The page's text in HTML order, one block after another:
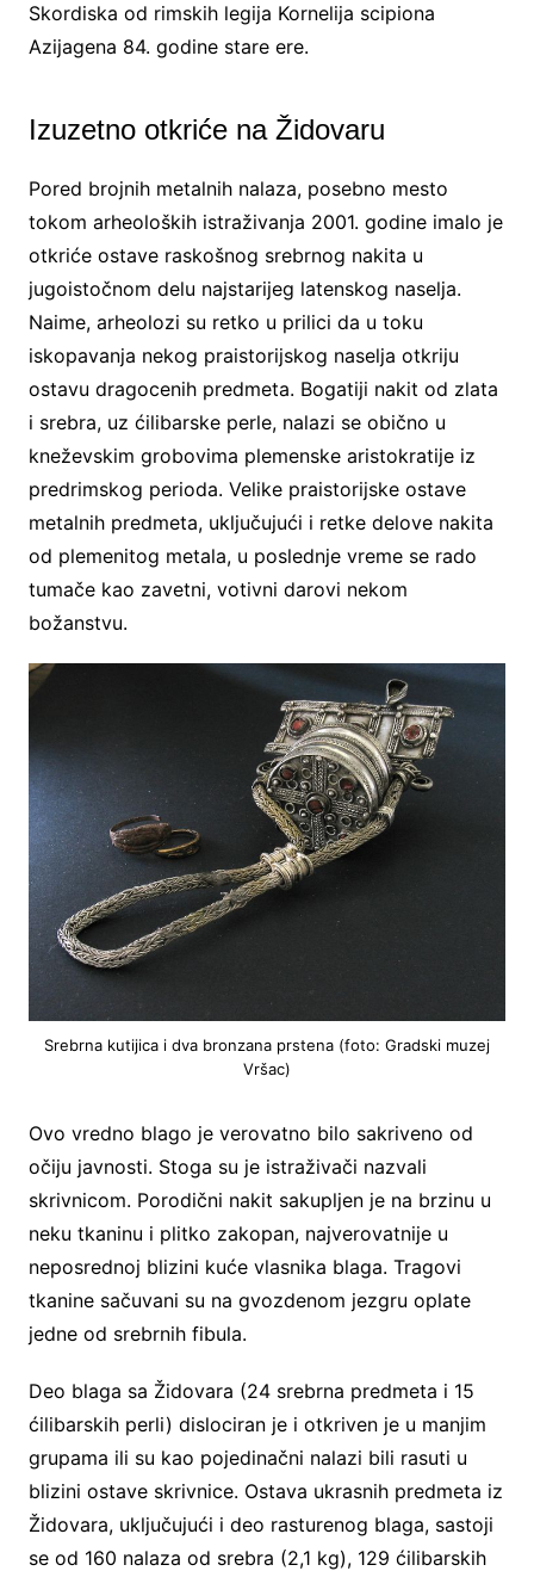
Skordiska od rimskih legija Kornelija scipiona
Azijagena 84. godine stare ere.
Izuzetno otkriće na Židovaru
Pored brojnih metalnih nalaza, posebno mesto
tokom arheoloških istraživanja 2001. godine imalo je
otkriće ostave raskošnog srebrnog nakita u
jugoistočnom delu najstarijeg latenskog naselja.
Naime, arheolozi su retko u prilici da u toku
iskopavanja nekog praistorijskog naselja otkriju
ostavu dragocenih predmeta. Bogatiji nakit od zlata
i srebra, uz ćilibarske perle, nalazi se obično u
kneževskim grobovima plemenske aristokratije iz
predrimskog perioda. Velike praistorijske ostave
metalnih predmeta, uključujući i retke delove nakita
od plemenitog metala, u poslednje vreme se rado
tumače kao zavetni, votivni darovi nekom
božanstvu.
Srebrna kutijica i dva bronzana prstena (foto: Gradski muzej
Vršac)
Ovo vredno blago je verovatno bilo sakriveno od
očiju javnosti. Stoga su je istraživači nazvali
skrivnicom. Porodični nakit sakupljen je na brzinu u
neku tkaninu i plitko zakopan, najverovatnije u
neposrednoj blizini kuće vlasnika blaga. Tragovi
tkanine sačuvani su na gvozdenom jezgru oplate
jedne od srebrnih fibula.
Deo blaga sa Židovara (24 srebrna predmeta i 15
ćilibarskih perli) dislociran je i otkriven je u manjim
grupama ili su kao pojedinačni nalazi bili rasuti u
blizini ostave skrivnice. Ostava ukrasnih predmeta iz
Židovara, uključujući i deo rasturenog blaga, sastoji
se od 160 nalaza od srebra (2,1 kg), 129 ćilibarskih